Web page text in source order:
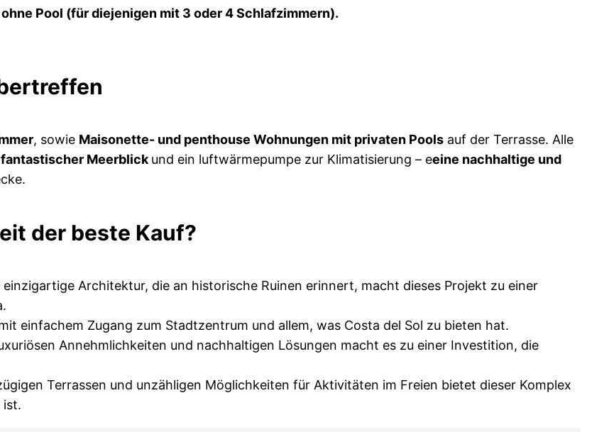
Pool (für diejenigen mit 3 oder 4 Schlafzimmern).
, sowie Maisonette- und penthouse Wohnungen mit privaten Pools auf der Terrasse. Alle
fantastischer Meerblick und ein luftwärmepumpe zur Klimatisierung – eeine nachhaltige und
der beste Kauf?
einzigartige Architektur, die an historische Ruinen erinnert, macht dieses Projekt zu einer
einfachem Zugang zum Stadtzentrum und allem, was Costa del Sol zu bieten hat.
Annehmlichkeiten und nachhaltigen Lösungen macht es zu einer Investition, die
Terrassen und unzähligen Möglichkeiten für Aktivitäten im Freien bietet dieser Komplex
ist.